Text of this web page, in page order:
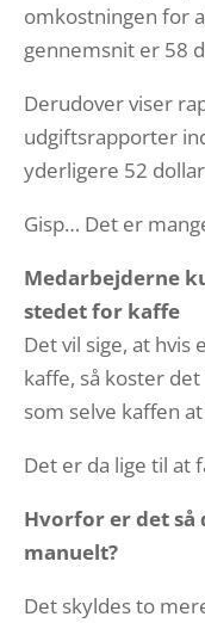
omkostningen for
gennemsnit er 58
Derudover viser
udgiftsrapporter
yderligere 52
Gisp… Det er
Medarbejderne
stedet for kaffe
Det vil sige, at
kaffe, så koster
som selve kaffen
Det er da lige til at
Hvorfor er det så
manuelt?
Det skyldes to